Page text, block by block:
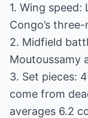
1. Wing
Congo’s
2. Midfield
Moutoussamy
3. Set pieces:
come from
averages 6.2